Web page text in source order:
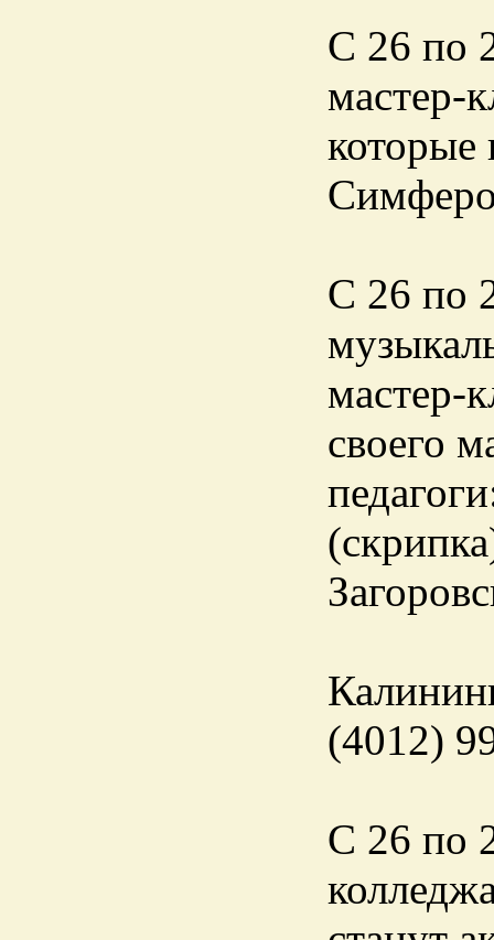
С 26 по
мастер-
которые
С 26 по
мастер-
своего
(4012)
С 26 по